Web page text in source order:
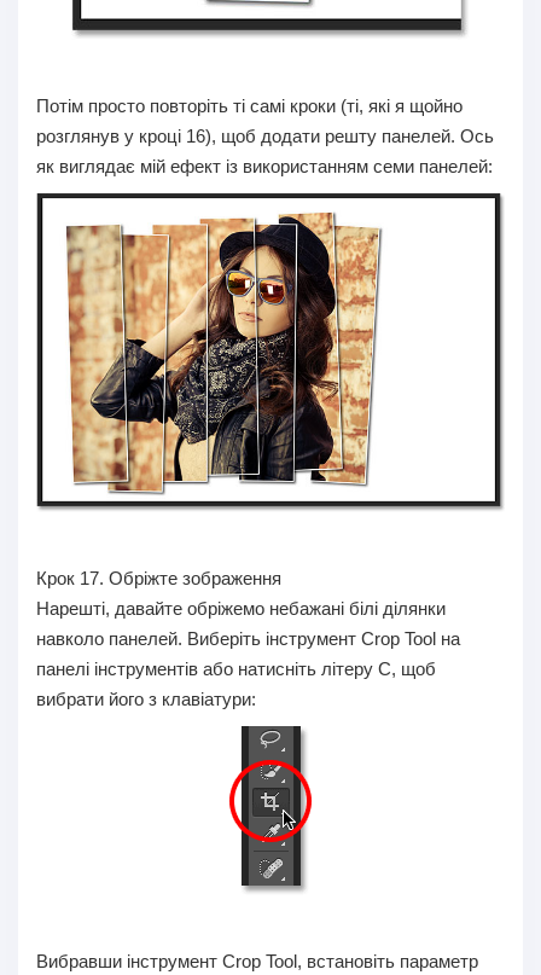
Потім просто повторіть ті самі кроки (ті, які я щойно
розглянув у кроці 16), щоб додати решту панелей. Ось
як виглядає мій ефект із використанням семи панелей:
Крок 17. Обріжте зображення
Нарешті, давайте обріжемо небажані білі ділянки
навколо панелей. Виберіть інструмент Crop Tool на
панелі інструментів або натисніть літеру C, щоб
вибрати його з клавіатури:
Вибравши інструмент Crop Tool, встановіть параметр